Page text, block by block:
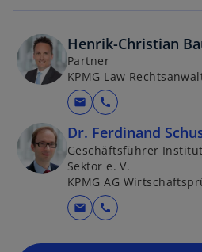
ö
f
f
n
t
Henrik-Christian
Partner
KPMG Law
mail call
Dr. Ferdinand
Geschäftsführer
Sektor e. V.
KPMG AG
mail call